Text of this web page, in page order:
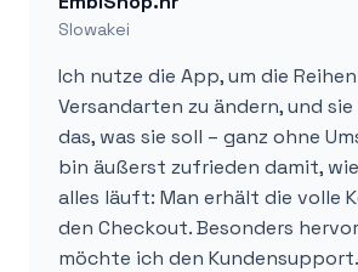
Slowakei
Ich nutze die App, um die
Versandarten zu ändern, und
das, was sie soll – ganz ohne
bin äußerst zufrieden damit,
alles läuft: Man erhält die volle
den Checkout. Besonders
möchte ich den